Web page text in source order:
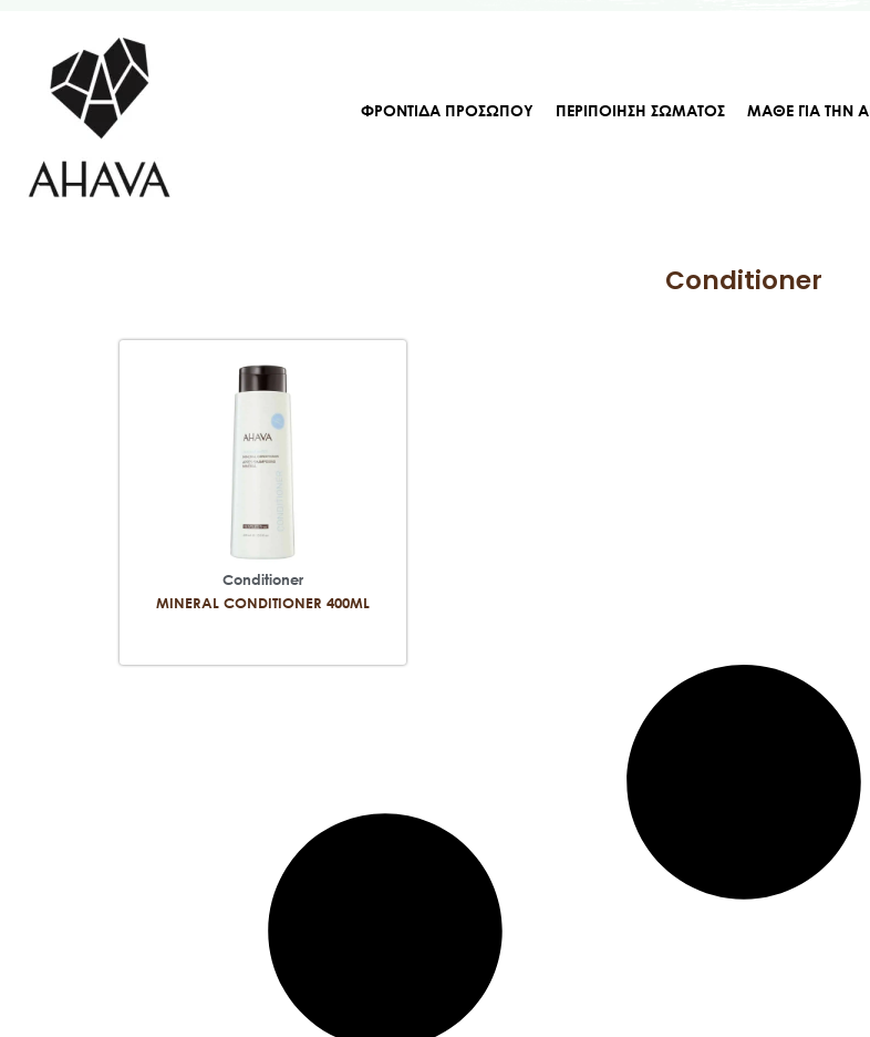
ΦΡΟΝΤΙΔΑ ΠΡΟΣΩΠΟΥ ΠΕΡΙΠΟΙΗΣΗ ΣΩΜΑΤΟΣ ΜΑΘΕ ΓΙΑ ΤΗΝ
Conditioner
Conditioner
MINERAL CONDITIONER 400ML